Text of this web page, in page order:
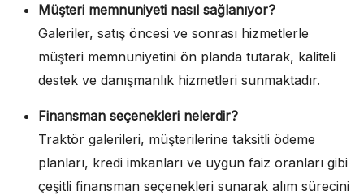
Müşteri memnuniyeti nasıl sağlanıyor?
Galeriler, satış öncesi ve sonrası hizmetlerle
müşteri memnuniyetini ön planda tutarak, kaliteli
destek ve danışmanlık hizmetleri sunmaktadır.
Finansman seçenekleri nelerdir?
Traktör galerileri, müşterilerine taksitli ödeme
planları, kredi imkanları ve uygun faiz oranları gibi
çeşitli finansman seçenekleri sunarak alım sürecini